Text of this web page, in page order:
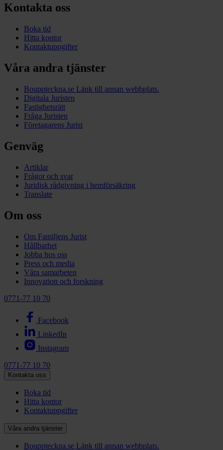
Kontakta oss
Boka tid
Hitta kontor
Kontaktuppgifter
Våra andra tjänster
Bouppteckna.se Länk till annan webbplats.
Digitala Juristen
Fastighetsrätt
Fråga Juristen
Företagarens Jurist
Genväg
Artiklar
Frågor och svar
Juridisk rådgivning i hemförsäkring
Translate
Om oss
Om Familjens Jurist
Hållbarhet
Jobba hos oss
Press och media
Våra samarbeten
Innovation och forskning
0771-77 10 70
Facebook
LinkedIn
Instagram
0771-77 10 70
Kontakta oss
Boka tid
Hitta kontor
Kontaktuppgifter
Våra andra tjänster
Bouppteckna.se Länk till annan webbplats.